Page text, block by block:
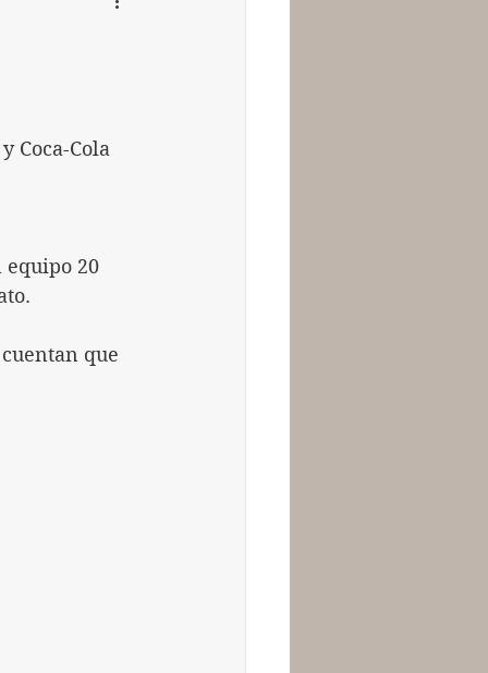
Coca-Cola
equipo 20
que